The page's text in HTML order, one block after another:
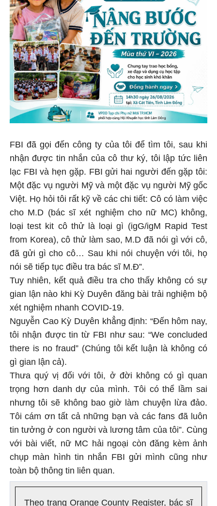
FBI đã gọi đến công ty của tôi để tìm tôi, sau khi
nhận được tin nhắn của cô thư ký, tôi lập tức liên
lạc FBI và hẹn gặp. FBI gửi hai người đến gặp tôi:
Một đặc vụ người Mỹ và một đặc vụ người Mỹ gốc
Việt. Họ hỏi tôi rất kỹ về các chi tiết: Cô có làm việc
cho M.D (bác sĩ xét nghiệm cho nữ MC) không,
loại test kit cô thử là loại gì (igG/igM Rapid Test
from Korea), cô thử làm sao, M.D đã nói gì với cô,
đã gửi gì cho cô… Sau khi nói chuyện với tôi, họ
nói sẽ tiếp tục điều tra bác sĩ M.Đ”.
Tuy nhiên, kết quả điều tra cho thấy không có sự
gian lận nào khi Kỳ Duyên đăng bài trải nghiệm bộ
xét nghiệm nhanh COVID-19.
Nguyễn Cao Kỳ Duyên khẳng định: “Đến hôm nay,
tôi nhận được tin từ FBI như sau: “We concluded
there is no fraud” (Chúng tôi kết luận là không có
gì gian lận cả).
Thưa quý vị đối với tôi, ở đời không có gì quan
trọng hơn danh dự của mình. Tôi có thể lầm sai
nhưng tôi sẽ không bao giờ làm chuyện lừa đảo.
Tôi cám ơn tất cả những bạn và các fans đã luôn
tin tưởng ở con người và lương tâm của tôi”. Cùng
với bài viết, nữ MC hải ngoại còn đăng kèm ảnh
chụp màn hình tin nhắn FBI gửi mình cũng như
toàn bộ thông tin liên quan.
Theo trang Orange County Register, bác sĩ